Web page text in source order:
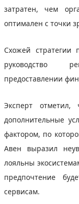
затратен, чем
оптимален с точки
Схожей стратегии
руководство
предоставлении
Эксперт
дополнительные
фактором, по
Авен выразил
лояльны
предпочтение
сервисам.